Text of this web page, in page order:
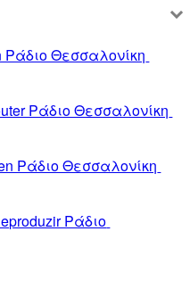
Ράδιο Θεσσαλονίκη
Ράδιο Θεσσαλονίκη
Ράδιο Θεσσαλονίκη
Ράδιο